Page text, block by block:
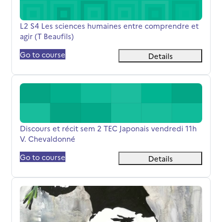
Όνομα μαθήματος
L2 S4 Les sciences humaines entre comprendre et
agir (T Beaufils)
Go to course
Details
Discours et récit sem 2 TEC Japonais vendredi 11h V.
Όνομα μαθήματος
Discours et récit sem 2 TEC Japonais vendredi 11h
V. Chevaldonné
Go to course
Details
Discours et récits S2 groupe russe/portugais